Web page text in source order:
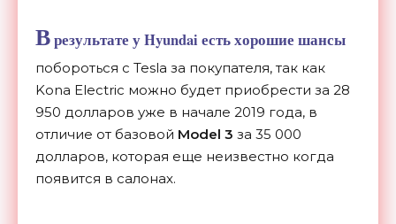
Врезультате у Hyundai есть хорошие шансы
побороться с Tesla за покупателя, так как
Kona Electric можно будет приобрести за 28
950 долларов уже в начале 2019 года, в
отличие от базовой Model 3 за 35 000
долларов, которая еще неизвестно когда
появится в салонах.